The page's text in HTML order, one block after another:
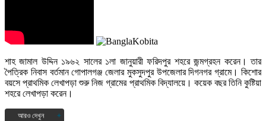
শাহ জামাল উদ্দিন ১৯৬২ সালের ১লা জানুয়ারী ফরিদপুর শহরে জন্মগ্রহন করেন। তার
পৈত্রিক নিবাস বর্তমান গোপালগঞ্জ জেলার মুকসুদপুর উপজেলার দিগনগর গ্রামে। কিশোর
বয়সে প্রাথমিক লেখাপড়া শুরু নিজ গ্রামের প্রাথমিক বিদ্যালয়ে। কয়েক বছর তিনি কুষ্টিয়া
শহরে লেখাপড়া করেন।
আরও দেখুন